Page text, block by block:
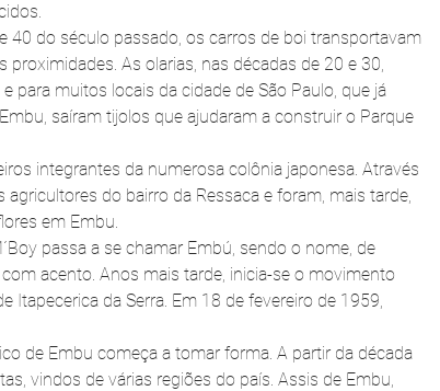
40 do século passado, os carros de boi transportavam
As olarias, nas décadas de 20 e 30,
para muitos locais da cidade de São Paulo, que já
saíram tijolos que ajudaram a construir o Parque
integrantes da numerosa colônia japonesa. Através
do bairro da Ressaca e foram, mais tarde,
em Embu.
passa a se chamar Embú, sendo o nome, de
acento. Anos mais tarde, inicia-se o movimento
Itapecerica da Serra. Em 18 de fevereiro de 1959,
de Embu começa a tomar forma. A partir da década
vindos de várias regiões do país. Assis de Embu,